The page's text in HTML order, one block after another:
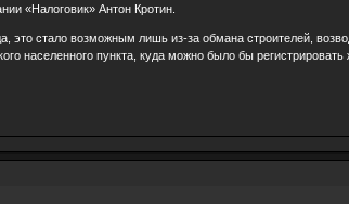
«Налоговик» Антон Кротин.
это стало возможным лишь из-за обмана строителей,
населенного пункта, куда можно было бы регистрировать